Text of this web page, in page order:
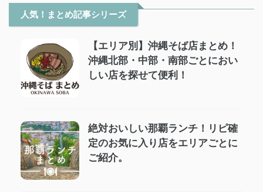
人気！まとめ記事シリーズ
【エリア別】沖縄そば店まとめ！
沖縄北部・中部・南部ごとにおい
しい店を探せて便利！
絶対おいしい那覇ランチ！リピ確
定のお気に入り店をエリアごとに
ご紹介。